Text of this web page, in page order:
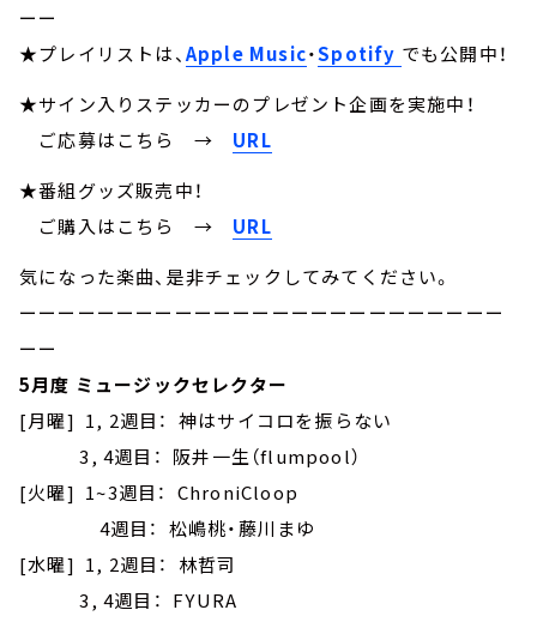
ーー
★プレイリストは、Apple Music・Spotify でも公開中！
★サイン入りステッカーのプレゼント企画を実施中！
ご応募はこちら →
URL
★番組グッズ販売中！
ご購入はこちら → URL
気になった楽曲、是非チェックしてみてください。
ーーーーーーーーーーーーーーーーーーーーーーーーー
ーー
5月度 ミュージックセレクター
[月曜] 1, 2週目： 神はサイコロを振らない
3, 4週目： 阪井一生（flumpool）
[火曜] 1~3週目： ChroniCloop
4週目： 松嶋桃・藤川まゆ
[水曜] 1, 2週目： 林哲司
3, 4週目： FYURA